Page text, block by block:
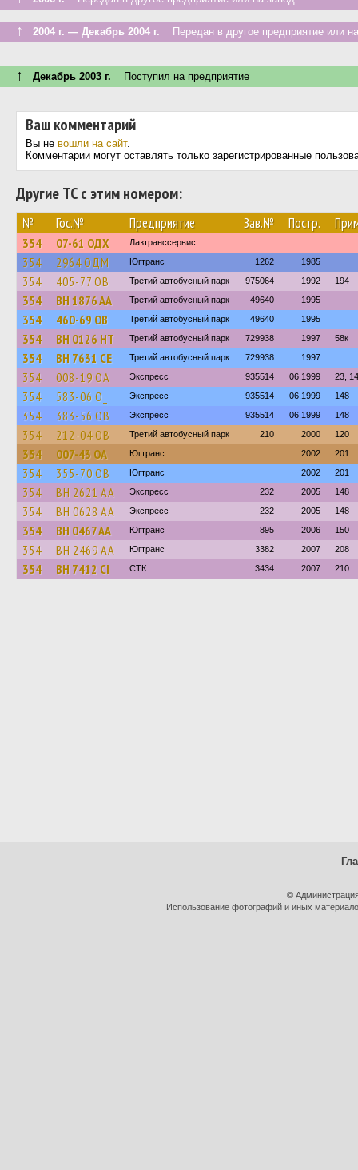
↑ 2004 г. — Декабрь 2004 г. Передан в другое предприятие или
↑ Декабрь 2003 г. Поступил на предприятие
Ваш комментарий
Вы не вошли на сайт.
Комментарии могут оставлять только зарегистрированные
Другие ТС с этим номером:
№ Гос.№ Предприятие Зав.№ Постр.
354 07-61 ОДХ Лазтранссервис
354 2964 ОДМ Югтранс 1262 1985
354 405-77 ОВ Третий автобусный парк 975064 1992 194
354 BH 1876 AA Третий автобусный парк 49640 1995
354 460-69 ОВ Третий автобусный парк 49640 1995
354 BH 0126 HT Третий автобусный парк 729938 1997 58к
354 BH 7631 CE Третий автобусный парк 729938 1997
354 008-19 ОА Экспресс 935514 06.1999 23,
354 583-06 О_ Экспресс 935514 06.1999 148
354 383-56 ОВ Экспресс 935514 06.1999 148
354 212-04 ОВ Третий автобусный парк 210 2000 120
354 007-43 ОА Югтранс 2002 201
354 355-70 ОВ Югтранс 2002 201
354 BH 2621 AA Экспресс 232 2005 148
354 BH 0628 AA Экспресс 232 2005 148
354 BH 0467 AA Югтранс 895 2006 150
354 BH 2469 AA Югтранс 3382 2007 208
354 BH 7412 CI СТК 3434 2007 210
©
Использование фотографий и иных